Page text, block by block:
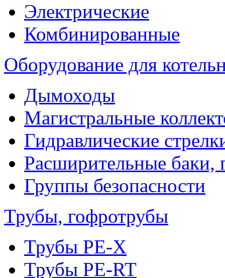
Электрические
Комбинированные
Оборудование для
Дымоходы
Магистральные
Гидравлические
Расширительные баки,
Группы безопасности
Трубы, гофротрубы
Трубы PE-X
Трубы PE-RT